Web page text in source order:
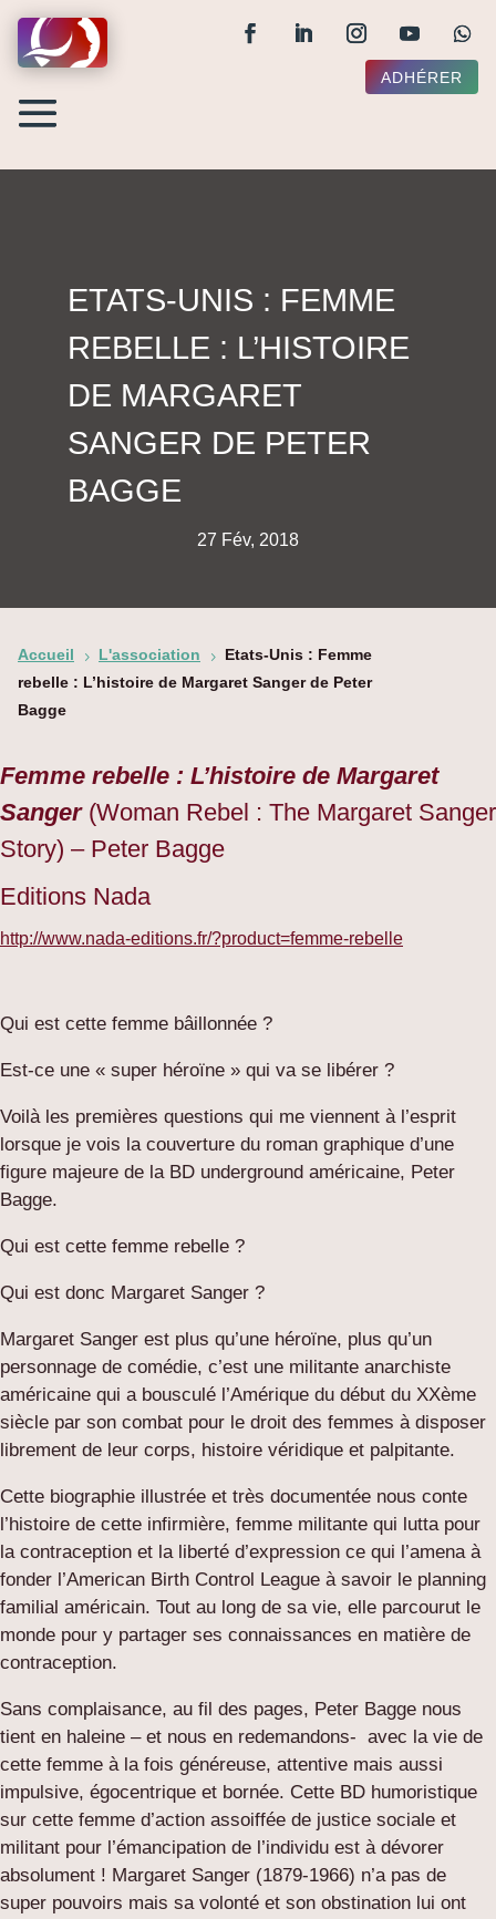
ADHÉRER
ETATS-UNIS : FEMME
REBELLE : L’HISTOIRE
DE MARGARET
SANGER DE PETER
BAGGE
27 Fév, 2018
Accueil 5 L'association 5
Etats-Unis : Femme
rebelle : L’histoire de Margaret Sanger de Peter
Bagge
Femme rebelle : L’histoire de Margaret
Sanger (Woman Rebel : The Margaret Sanger
Story) – Peter Bagge
Editions Nada
http://www.nada-editions.fr/?product=femme-rebelle
Qui est cette femme bâillonnée ?
Est-ce une « super héroïne » qui va se libérer ?
Voilà les premières questions qui me viennent à l’esprit
lorsque je vois la couverture du roman graphique d’une
figure majeure de la BD underground américaine, Peter
Bagge.
Qui est cette femme rebelle ?
Qui est donc Margaret Sanger ?
Margaret Sanger est plus qu’une héroïne, plus qu’un
personnage de comédie, c’est une militante anarchiste
américaine qui a bousculé l’Amérique du début du XXème
siècle par son combat pour le droit des femmes à disposer
librement de leur corps, histoire véridique et palpitante.
Cette biographie illustrée et très documentée nous conte
l’histoire de cette infirmière, femme militante qui lutta pour
la contraception et la liberté d’expression ce qui l’amena à
fonder l’American Birth Control League à savoir le planning
familial américain. Tout au long de sa vie, elle parcourut le
monde pour y partager ses connaissances en matière de
contraception.
Sans complaisance, au fil des pages, Peter Bagge nous
tient en haleine – et nous en redemandons- avec la vie de
cette femme à la fois généreuse, attentive mais aussi
impulsive, égocentrique et bornée. Cette BD humoristique
sur cette femme d’action assoiffée de justice sociale et
militant pour l’émancipation de l’individu est à dévorer
absolument ! Margaret Sanger (1879-1966) n’a pas de
super pouvoirs mais sa volonté et son obstination lui ont